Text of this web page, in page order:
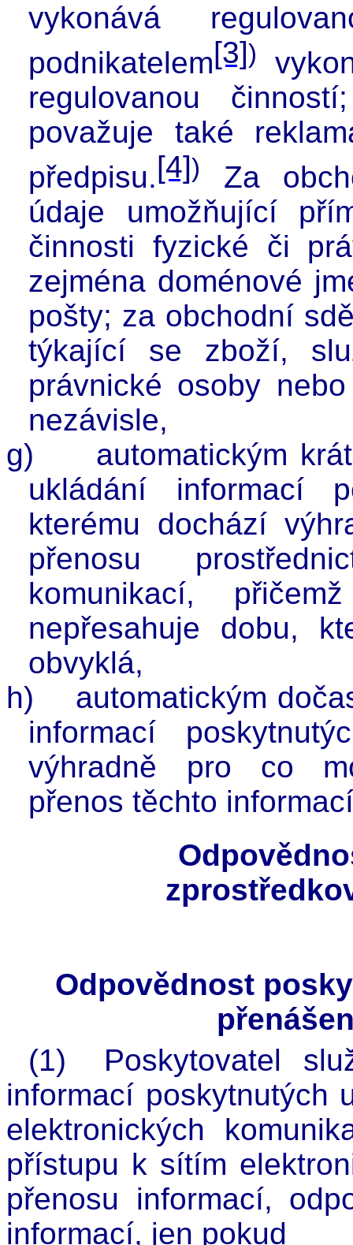
vykonává
podnikatelem[3])
regulovanou
považuje také
předpisu.[4])
Za
údaje umožňující
činnosti fyzické či
zejména doménové
pošty; za obchodní
týkající se zboží,
právnické osoby
nezávisle,
g)
automatickým
ukládání informací
kterému dochází
přenosu
komunikací,
nepřesahuje dobu,
obvyklá,
h)
automatickým
informací
výhradně pro co
přenos těchto
Odpovědnost
(1)
Poskytovatel
informací poskytnutých
elektronických
přístupu k sítím
přenosu informací,
informací, jen pokud